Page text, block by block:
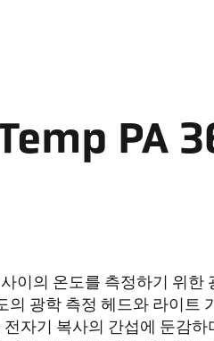
PA
이의 온도를 측정하기 위한
광학 측정 헤드와 라이트
자기 복사의 간섭에 둔감하